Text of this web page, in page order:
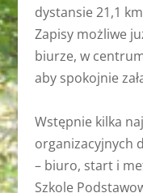
dystansie 21,1
Zapisy możliwe
biurze, w
aby spokojnie
Wstępnie kilka
organizacyjnych
– biuro, start i
Szkole